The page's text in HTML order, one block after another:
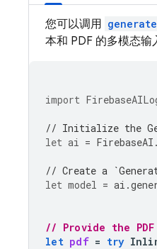
您可以调用
本和 PDF 的多模态输
import
// Initialize the
let ai = FirebaseAI .
// Create a
let model = ai .
// Provide the
let pdf = try